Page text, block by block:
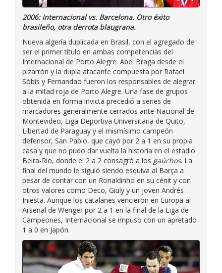
2006: Internacional vs. Barcelona. Otro éxito
brasileño, otra derrota blaugrana.
Nueva algería duplicada en Brasil, con el agregado de
ser el primer título en ambas competencias del
Internacional de Porto Alegre. Abel Braga desde el
pizarrón y la dupla atacante compuesta por Rafael
Sóbis y Fernandao fueron los responsables de alegrar
a la mitad roja de Porto Alegre. Una fase de grupos
obtenida en forma invicta precedió a series de
marcadores generalmente cerrados ante Nacional de
Montevideo, Liga Deportiva Universitaria de Quito,
Libertad de Paraguay y el mismísimo campeón
defensor, San Pablo, que cayó por 2 a 1 en su propia
casa y que no pudo dar vuelta la historia en el estadio
Beira-Rio, donde el 2 a 2 consagró a los gaúchos. La
final del mundo le siguió siendo esquiva al Barça a
pesar de contar con un Ronaldinho en su cénit y con
otros valores como Deco, Giuly y un joven Andrés
Iniesta. Aunque los catalanes vencieron en Europa al
Arsenal de Wenger por 2 a 1 en la final de la Liga de
Campeones, Internacional se impuso con un apretado
1 a 0 en Japón.